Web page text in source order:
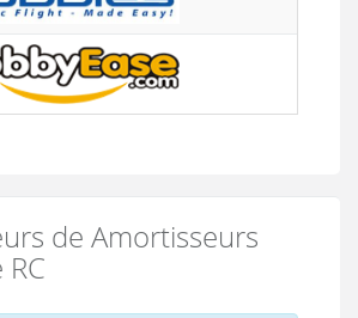
de Amortisseurs